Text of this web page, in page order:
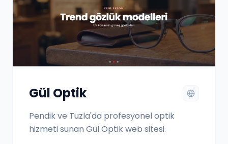
Gül Optik
Pendik ve Tuzla'da profesyonel optik
hizmeti sunan Gül Optik web sitesi.